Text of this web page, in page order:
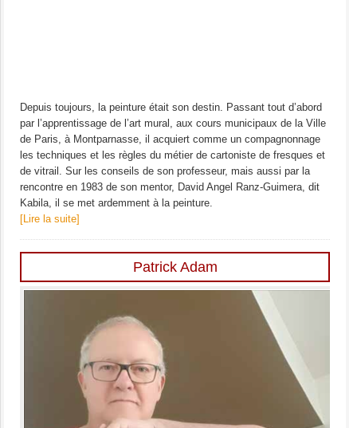
Depuis toujours, la peinture était son destin. Passant tout d’abord
par l’apprentissage de l’art mural, aux cours municipaux de la Ville
de Paris, à Montparnasse, il acquiert comme un compagnonnage
les techniques et les règles du métier de cartoniste de fresques et
de vitrail. Sur les conseils de son professeur, mais aussi par la
rencontre en 1983 de son mentor, David Angel Ranz-Guimera, dit
Kabila, il se met ardemment à la peinture.
[Lire la suite]
Patrick Adam